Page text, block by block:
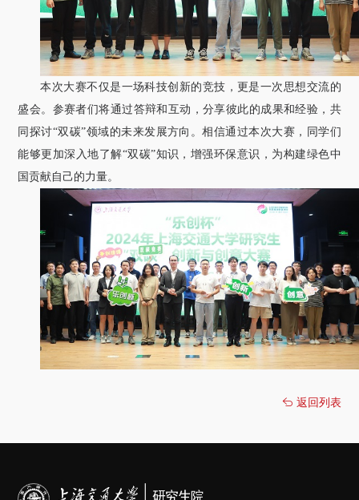
本次大赛不仅是一场科技创新的竞技，更是一次思想交流的
盛会。参赛者们将通过答辩和互动，分享彼此的成果和经验，共
同探讨“双碳”领域的未来发展方向。相信通过本次大赛，同学们
能够更加深入地了解“双碳”知识，增强环保意识，为构建绿色中
国贡献自己的力量。
返回列表